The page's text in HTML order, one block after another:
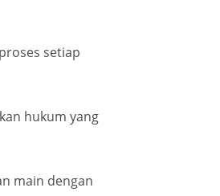
setiap
hukum yang
main dengan